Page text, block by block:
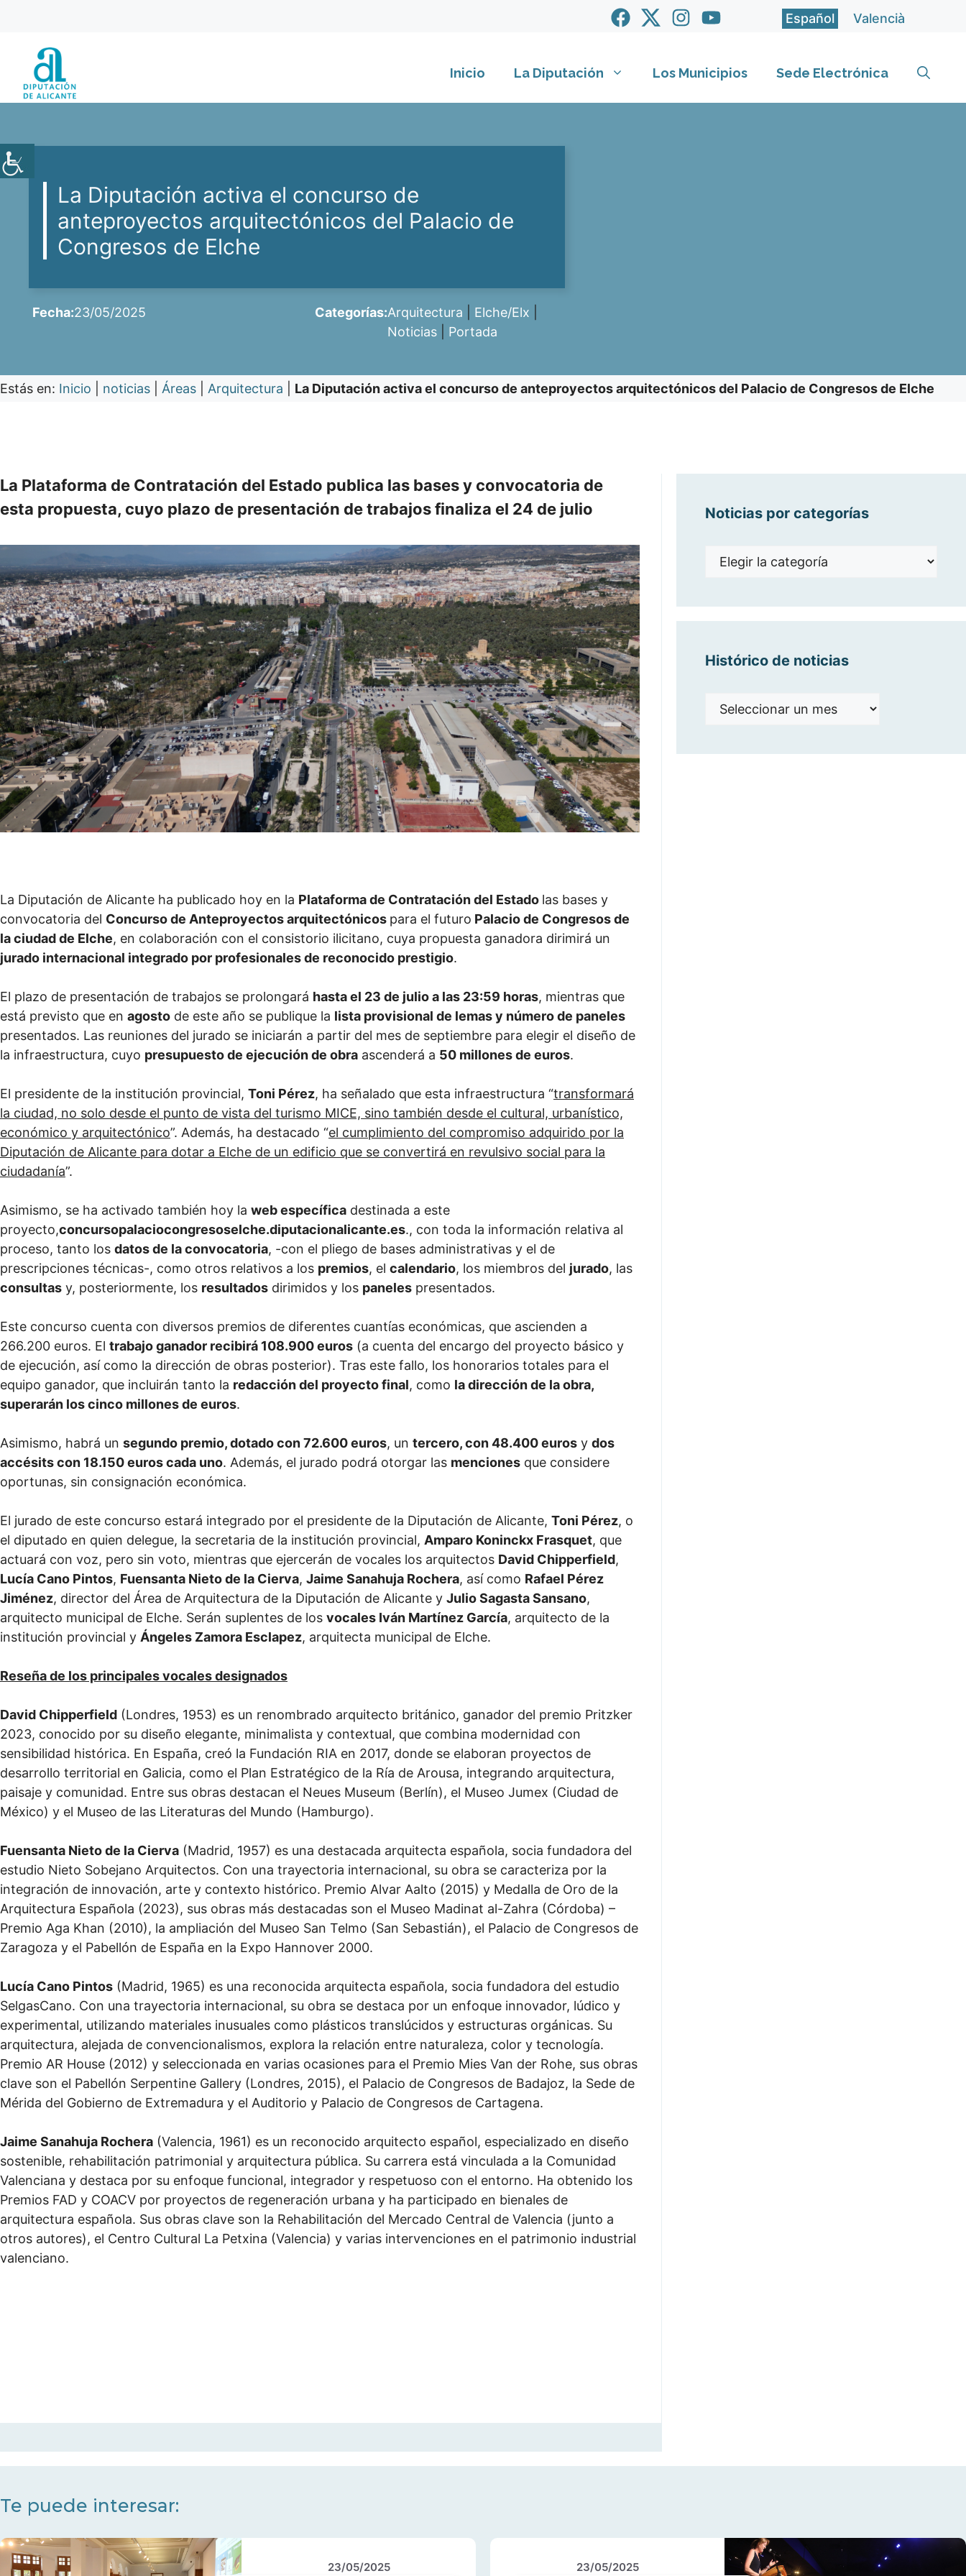
contenido
Español Valencià
Inicio La Diputación Los Municipios Sede Electrónica
La Diputación activa el concurso de
anteproyectos arquitectónicos del Palacio de
Congresos de Elche
Fecha:23/05/2025 Categorías:Arquitectura Elche/Elx
Noticias
Portada
Estás en: Inicio noticias Áreas Arquitectura La Diputación activa el concurso de anteproyectos arquitectónicos del Palacio de Congresos de Elche
La Plataforma de Contratación del Estado publica las bases y convocatoria de
esta propuesta, cuyo plazo de presentación de trabajos finaliza el 24 de julio
La Diputación de Alicante ha publicado hoy en la Plataforma de Contratación del Estado las bases y
convocatoria del Concurso de Anteproyectos arquitectónicos para el futuro Palacio de Congresos de
la ciudad de Elche, en colaboración con el consistorio ilicitano, cuya propuesta ganadora dirimirá un
jurado internacional integrado por profesionales de reconocido prestigio.
El plazo de presentación de trabajos se prolongará hasta el 23 de julio a las 23:59 horas, mientras que
está previsto que en agosto de este año se publique la lista provisional de lemas y número de paneles
presentados. Las reuniones del jurado se iniciarán a partir del mes de septiembre para elegir el diseño de
la infraestructura, cuyo presupuesto de ejecución de obra ascenderá a 50 millones de euros.
El presidente de la institución provincial, Toni Pérez, ha señalado que esta infraestructura “transformará
la ciudad, no solo desde el punto de vista del turismo MICE, sino también desde el cultural, urbanístico,
económico y arquitectónico”. Además, ha destacado “el cumplimiento del compromiso adquirido por la
Diputación de Alicante para dotar a Elche de un edificio que se convertirá en revulsivo social para la
ciudadanía”.
Asimismo, se ha activado también hoy la web específica destinada a este
proyecto,concursopalaciocongresoselche.diputacionalicante.es., con toda la información relativa al
proceso, tanto los datos de la convocatoria, -con el pliego de bases administrativas y el de
prescripciones técnicas-, como otros relativos a los premios, el calendario, los miembros del jurado, las
consultas y, posteriormente, los resultados dirimidos y los paneles presentados.
Este concurso cuenta con diversos premios de diferentes cuantías económicas, que ascienden a
266.200 euros. El trabajo ganador recibirá 108.900 euros (a cuenta del encargo del proyecto básico y
de ejecución, así como la dirección de obras posterior). Tras este fallo, los honorarios totales para el
equipo ganador, que incluirán tanto la redacción del proyecto final, como la dirección de la obra,
superarán los cinco millones de euros.
Asimismo, habrá un segundo premio, dotado con 72.600 euros, un tercero, con 48.400 euros y dos
accésits con 18.150 euros cada uno. Además, el jurado podrá otorgar las menciones que considere
oportunas, sin consignación económica.
El jurado de este concurso estará integrado por el presidente de la Diputación de Alicante, Toni Pérez, o
el diputado en quien delegue, la secretaria de la institución provincial, Amparo Koninckx Frasquet, que
actuará con voz, pero sin voto, mientras que ejercerán de vocales los arquitectos David Chipperfield,
Lucía Cano Pintos, Fuensanta Nieto de la Cierva, Jaime Sanahuja Rochera, así como Rafael Pérez
Jiménez, director del Área de Arquitectura de la Diputación de Alicante y Julio Sagasta Sansano,
arquitecto municipal de Elche. Serán suplentes de los vocales Iván Martínez García, arquitecto de la
institución provincial y Ángeles Zamora Esclapez, arquitecta municipal de Elche.
Reseña de los principales vocales designados
David Chipperfield (Londres, 1953) es un renombrado arquitecto británico, ganador del premio Pritzker
2023, conocido por su diseño elegante, minimalista y contextual, que combina modernidad con
sensibilidad histórica. En España, creó la Fundación RIA en 2017, donde se elaboran proyectos de
desarrollo territorial en Galicia, como el Plan Estratégico de la Ría de Arousa, integrando arquitectura,
paisaje y comunidad. Entre sus obras destacan el Neues Museum (Berlín), el Museo Jumex (Ciudad de
México) y el Museo de las Literaturas del Mundo (Hamburgo).
Fuensanta Nieto de la Cierva (Madrid, 1957) es una destacada arquitecta española, socia fundadora del
estudio Nieto Sobejano Arquitectos. Con una trayectoria internacional, su obra se caracteriza por la
integración de innovación, arte y contexto histórico. Premio Alvar Aalto (2015) y Medalla de Oro de la
Arquitectura Española (2023), sus obras más destacadas son el Museo Madinat al-Zahra (Córdoba) –
Premio Aga Khan (2010), la ampliación del Museo San Telmo (San Sebastián), el Palacio de Congresos de
Zaragoza y el Pabellón de España en la Expo Hannover 2000.
Lucía Cano Pintos (Madrid, 1965) es una reconocida arquitecta española, socia fundadora del estudio
SelgasCano. Con una trayectoria internacional, su obra se destaca por un enfoque innovador, lúdico y
experimental, utilizando materiales inusuales como plásticos translúcidos y estructuras orgánicas. Su
arquitectura, alejada de convencionalismos, explora la relación entre naturaleza, color y tecnología.
Premio AR House (2012) y seleccionada en varias ocasiones para el Premio Mies Van der Rohe, sus obras
clave son el Pabellón Serpentine Gallery (Londres, 2015), el Palacio de Congresos de Badajoz, la Sede de
Mérida del Gobierno de Extremadura y el Auditorio y Palacio de Congresos de Cartagena.
Jaime Sanahuja Rochera (Valencia, 1961) es un reconocido arquitecto español, especializado en diseño
sostenible, rehabilitación patrimonial y arquitectura pública. Su carrera está vinculada a la Comunidad
Valenciana y destaca por su enfoque funcional, integrador y respetuoso con el entorno. Ha obtenido los
Premios FAD y COACV por proyectos de regeneración urbana y ha participado en bienales de
arquitectura española. Sus obras clave son la Rehabilitación del Mercado Central de Valencia (junto a
otros autores), el Centro Cultural La Petxina (Valencia) y varias intervenciones en el patrimonio industrial
valenciano.
Noticias por categorías
Noticias
Histórico de noticias
Histórico
Te puede interesar:
23/05/2025 23/05/2025